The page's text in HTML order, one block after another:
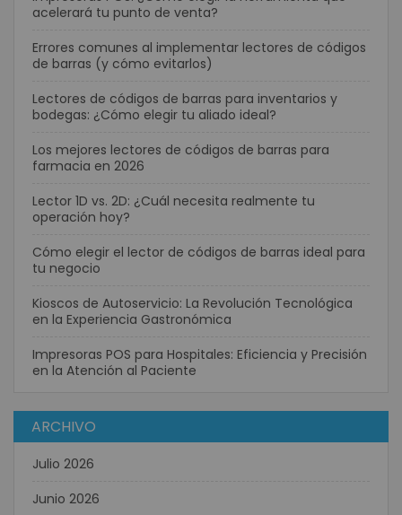
acelerará tu punto de venta?
Errores comunes al implementar lectores de códigos
de barras (y cómo evitarlos)
Lectores de códigos de barras para inventarios y
bodegas: ¿Cómo elegir tu aliado ideal?
Los mejores lectores de códigos de barras para
farmacia en 2026
Lector 1D vs. 2D: ¿Cuál necesita realmente tu
operación hoy?
Cómo elegir el lector de códigos de barras ideal para
tu negocio
Kioscos de Autoservicio: La Revolución Tecnológica
en la Experiencia Gastronómica
Impresoras POS para Hospitales: Eficiencia y Precisión
en la Atención al Paciente
ARCHIVO
Julio 2026
Junio 2026